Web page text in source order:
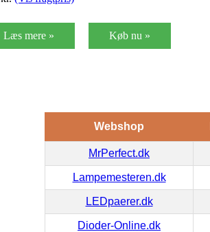
Læs mere » Køb nu »
Webshop
MrPerfect.dk
Lampemesteren.dk
LEDpaerer.dk
Dioder-Online.dk